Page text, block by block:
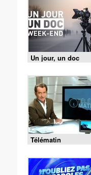
Un jour, un doc
Télématin